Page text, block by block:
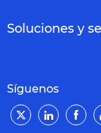
Soluciones y
Síguenos